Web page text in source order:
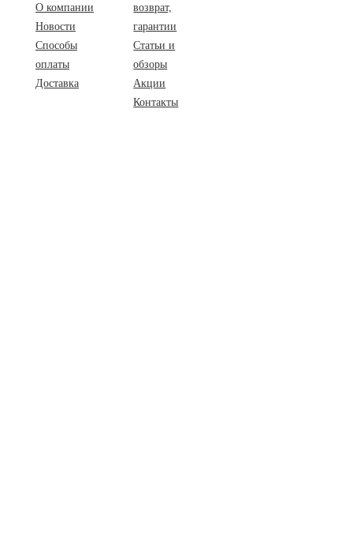
О компании
Новости
Способы
оплаты
Доставка
возврат,
гарантии
Статьи и
обзоры
Акции
Контакты